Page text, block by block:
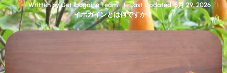
Written byGet Ibogaine Team
Last Updated: 6月 29, 2026
イボガインとは何ですか？